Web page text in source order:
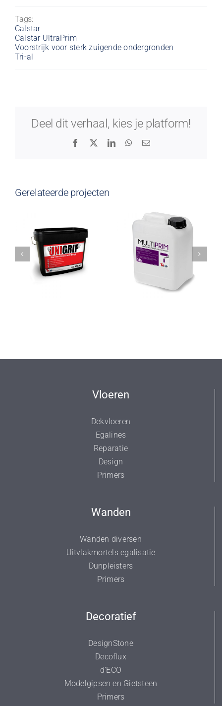
Tags:
Calstar
Calstar UltraPrim
Voorstrijk voor sterk zuigende ondergronden
Tri-al
Deel dit verhaal, kies je platform!
Facebook
X LinkedInWhatsApp
E-
Gerelateerde projecten
Calstar
MultiPrim
Calstar
AquaProtect
Vloeren
Dekvloeren
Egalines
Reparatie
Design
Primers
Wanden
Wanden diversen
Uitvlakmortels egalisatie
Dunpleisters
Primers
Decoratief
DesignStone
Decoflux
d’ECO
Modelgipsen en Gietsteen
Primers